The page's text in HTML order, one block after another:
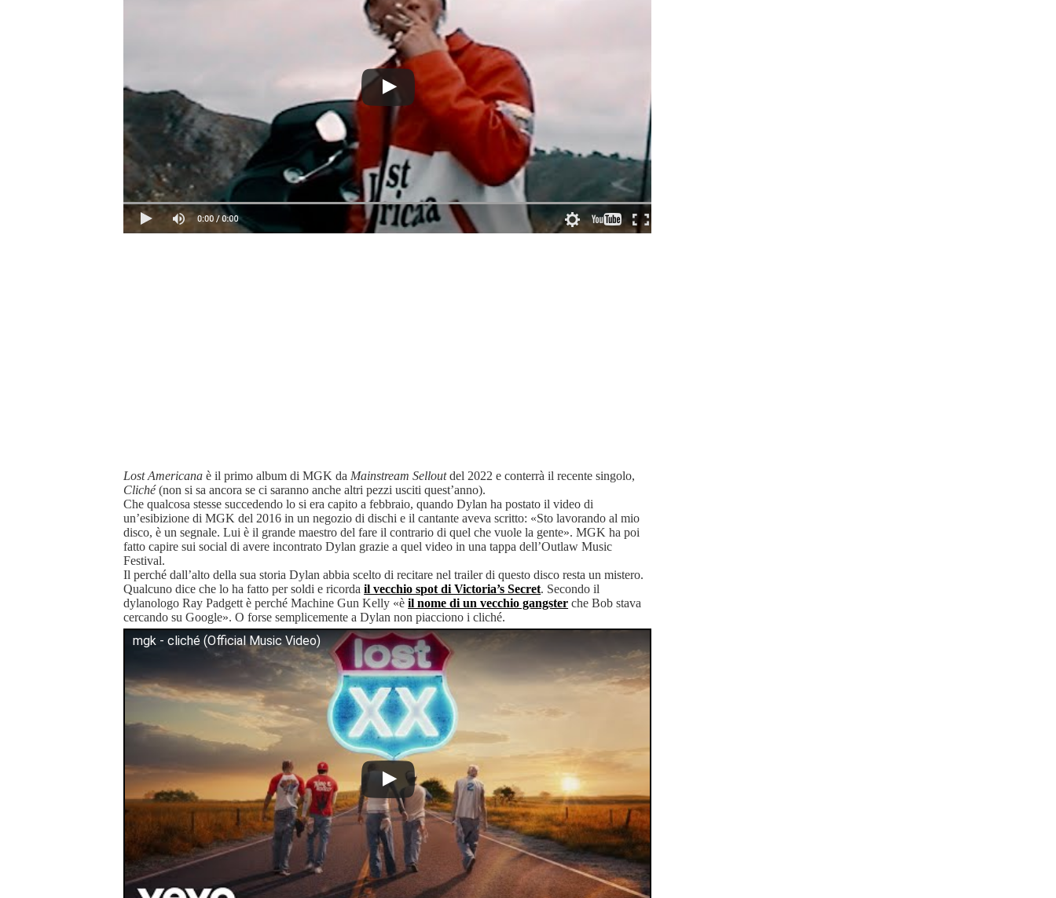
Lost Americana è il primo album di MGK da Mainstream Selloutdel 2022 e conterrà il recente singolo,
Cliché(non si sa ancora se ci saranno anche altri pezzi usciti quest’anno).
Che qualcosa stesse succedendo lo si era capito a febbraio, quando Dylan ha postato il video di
un’esibizione di MGK del 2016 in un negozio di dischi e il cantante aveva scritto: «Sto lavorando al mio
disco, è un segnale. Lui è il grande maestro del fare il contrario di quel che vuole la gente». MGK ha poi
fatto capire sui social di avere incontrato Dylan grazie a quel video in una tappa dell’Outlaw Music
Festival.
Il perché dall’alto della sua storia Dylan abbia scelto di recitare nel trailer di questo disco resta un mistero.
Qualcuno dice che lo ha fatto per soldi e ricordail vecchio spot di Victoria’s Secret. Secondo il
dylanologo Ray Padgett è perché Machine Gun Kelly «èil nome di un vecchio gangster che Bob stava
cercando su Google». O forse semplicemente a Dylan non piacciono i cliché.
mgk - cliché (Official Music Video)